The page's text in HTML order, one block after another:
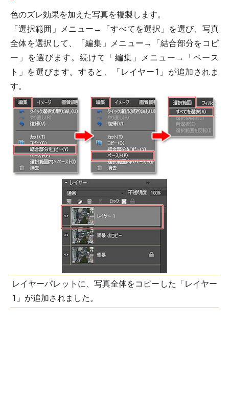
色のズレ効果を加えた写真を複製します。
「選択範囲」メニュー→「すべてを選択」を選び、写真
全体を選択して、「編集」メニュー→「結合部分をコピ
ー」を選びます。続けて「編集」メニュー→「ペース
ト」を選びます。すると、「レイヤー1」が追加されま
す。
レイヤーパレットに、写真全体をコピーした「レイヤー
1」が追加されました。